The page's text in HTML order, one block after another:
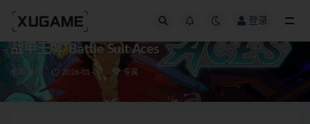
登录
战甲王牌/Battle Suit Aces
全部游戏 2026-01-09 专属